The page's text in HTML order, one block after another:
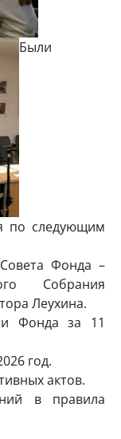
Были
по следующим
Фонда –
Собрания
Леухина.
Фонда за 11
год.
актов.
в правила